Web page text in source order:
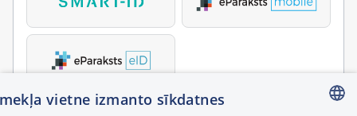
vietne izmanto sīkdatnes